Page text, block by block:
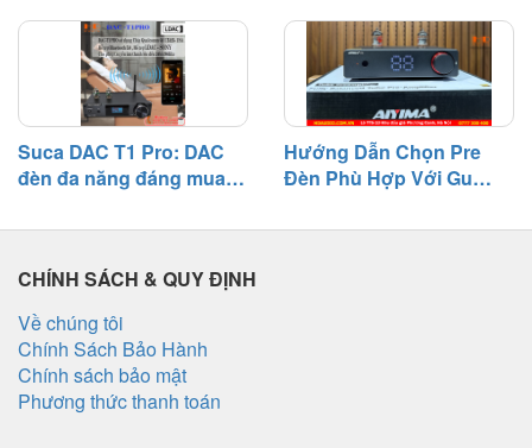
cách khắc phục
Suca DAC T1 Pro: DAC
đèn đa năng đáng mua
Hướng Dẫn Chọn Pre
Đèn Phù Hợp Với Gu
CHÍNH SÁCH & QUY ĐỊNH
Về chúng tôi
Chính Sách Bảo Hành
Chính sách bảo mật
Phương thức thanh toán